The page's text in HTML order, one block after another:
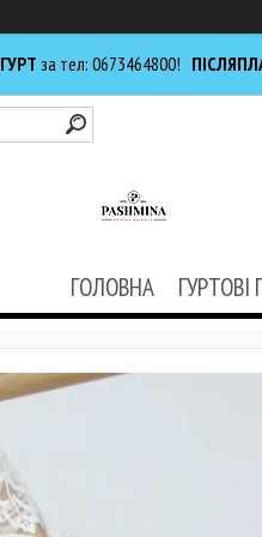
за тел: 0673464800!
ГОЛОВНА